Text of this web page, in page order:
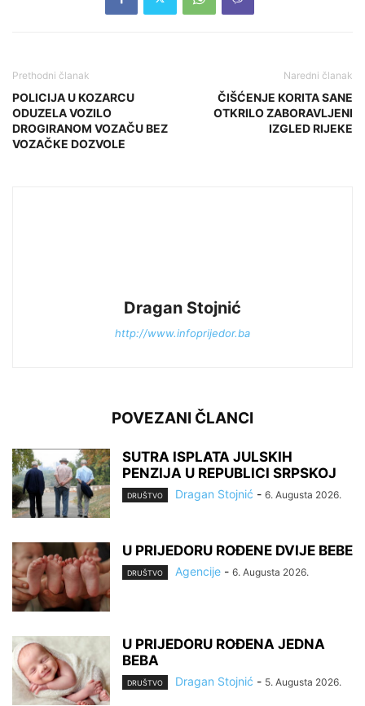
Prethodni članak
POLICIJA U KOZARCU
ODUZELA VOZILO
DROGIRANOM VOZAČU BEZ
VOZAČKE DOZVOLE
Naredni članak
ČIŠĆENJE KORITA SANE
OTKRILO ZABORAVLJENI
IZGLED RIJEKE
Dragan Stojnić
http://www.infoprijedor.ba
POVEZANI ČLANCI
SUTRA ISPLATA JULSKIH
PENZIJA U REPUBLICI SRPSKOJ
DRUŠTVO Dragan Stojnić - 6. Augusta 2026.
U PRIJEDORU ROĐENE DVIJE BEBE
DRUŠTVO Agencije - 6. Augusta 2026.
U PRIJEDORU ROĐENA JEDNA
BEBA
DRUŠTVO Dragan Stojnić - 5. Augusta 2026.